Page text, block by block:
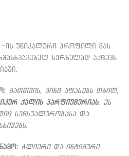
-ის უნიკალური პროფილი მას
სურნელად აქცევს
მათთვის, ვინც აფასებს თბილ,
ქალის პარფიუმერიას. ეს
სენსუალურობასა და
ძ ლიერი და ინტიმური